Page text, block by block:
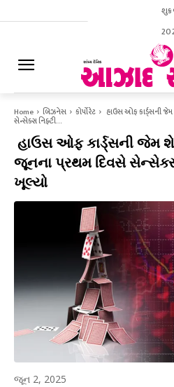
Home બિઝનેસ કોર્પોરેટ હાઉસ ઓફ કાર્ડ્સની જેમ
સેન્સેક્સ નિફ્ટી...
હાઉસ ઓફ કાર્ડ્સની જેમ
જૂનના પ્રથમ દિવસે
ખૂલ્યો
જૂન 2, 2025